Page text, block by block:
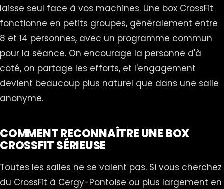
laisse seul face à vos machines. Une box CrossFit
fonctionne en petits groupes, généralement entre
8 et 14 personnes, avec un programme commun
pour la séance. On encourage la personne d'à
côté, on partage les efforts, et l'engagement
devient beaucoup plus naturel que dans une salle
anonyme.
COMMENT RECONNAÎTRE UNE BOX
CROSSFIT SÉRIEUSE
Toutes les salles ne se valent pas. Si vous cherchez
du CrossFit à Cergy-Pontoise ou plus largement en